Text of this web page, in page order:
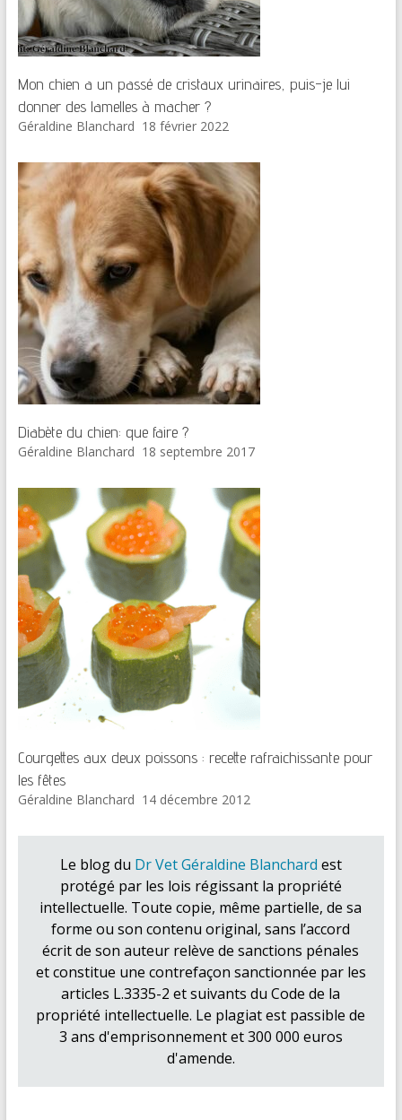
Mon chien a un passé de cristaux urinaires, puis-je lui
donner des lamelles à macher ?
Géraldine Blanchard 18 février 2022
Diabète du chien: que faire ?
Géraldine Blanchard 18 septembre 2017
Courgettes aux deux poissons : recette rafraichissante pour
les fêtes
Géraldine Blanchard 14 décembre 2012
Le blog du Dr Vet Géraldine Blanchard est
protégé par les lois régissant la propriété
intellectuelle. Toute copie, même partielle, de sa
forme ou son contenu original, sans l’accord
écrit de son auteur relève de sanctions pénales
et constitue une contrefaçon sanctionnée par les
articles L.3335-2 et suivants du Code de la
propriété intellectuelle. Le plagiat est passible de
3 ans d'emprisonnement et 300 000 euros
d'amende.